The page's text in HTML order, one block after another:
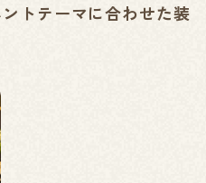
トテーマに合わせた装